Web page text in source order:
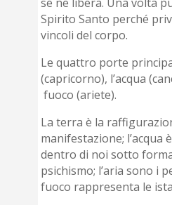
Spirito Santo perché
vincoli del corpo.
Le quattro porte
(capricorno), l’acqua
fuoco (ariete).
La terra è la
manifestazione;
dentro di noi sotto
psichismo; l’aria sono i
fuoco rappresenta le